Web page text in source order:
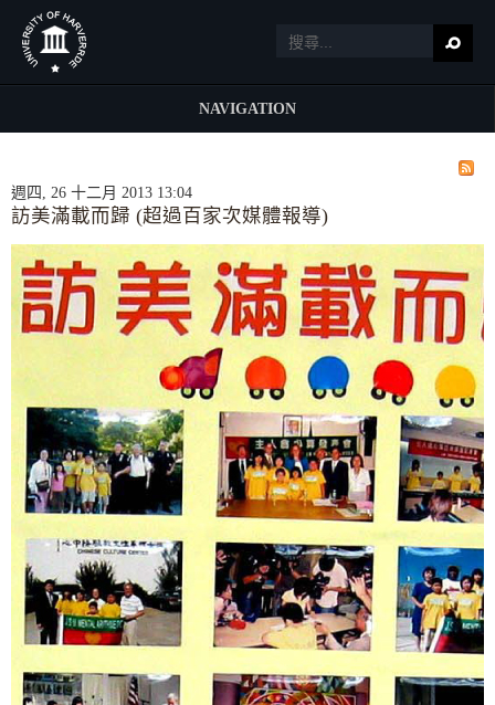
NAVIGATION
週四, 26 十二月 2013 13:04
訪美滿載而歸 (超過百家次媒體報導)